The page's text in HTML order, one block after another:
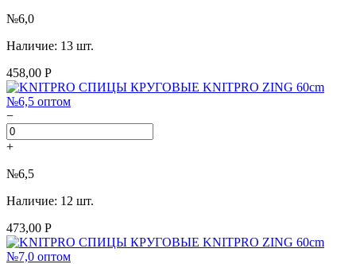
№6,0
Наличие: 13 шт.
458,00 Р
−
+
№6,5
Наличие: 12 шт.
473,00 Р